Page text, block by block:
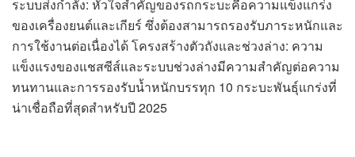
ระบบส่งกำลัง: หัวใจสำคัญของรถกระบะคือความแข็งแกร่ง
ของเครื่องยนต์และเกียร์ ซึ่งต้องสามารถรองรับภาระหนักและ
การใช้งานต่อเนื่องได้ โครงสร้างตัวถังและช่วงล่าง: ความ
แข็งแรงของแชสซีส์และระบบช่วงล่างมีความสำคัญต่อความ
ทนทานและการรองรับน้ำหนักบรรทุก 10 กระบะพันธุ์แกร่งที่
น่าเชื่อถือที่สุดสำหรับปี 2025